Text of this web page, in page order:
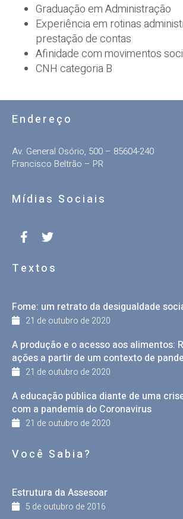
Graduação em Administração
Experiência em rotinas
prestação de contas
Afinidade com movimentos
CNH categoria B
Endereço
Av. General Osório, 500 – 85604-240
Francisco Beltrão – PR
Mídias Sociais
Textos
Fome: um retrato da desigualdade
21 de outubro de 2020
A produção e o acesso aos alimentos:
ações a partir de um contexto de
21 de outubro de 2020
A educação pública diante de uma
com a pandemia do Coronavirus
21 de outubro de 2020
Você Sabia?
Estrutura da Assesoar
5 de outubro de 2016